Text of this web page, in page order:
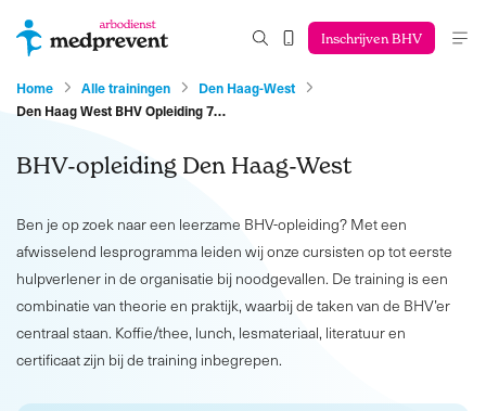
Inschrijven BHV
Home Alle trainingen
Den Haag-West
Den Haag West BHV Opleiding 7…
BHV-opleiding Den Haag-West
Ben je op zoek naar een leerzame BHV-opleiding? Met een
afwisselend lesprogramma leiden wij onze cursisten op tot eerste
hulpverlener in de organisatie bij noodgevallen. De training is een
combinatie van theorie en praktijk, waarbij de taken van de BHV’er
centraal staan. Koffie/thee, lunch, lesmateriaal, literatuur en
certificaat zijn bij de training inbegrepen.